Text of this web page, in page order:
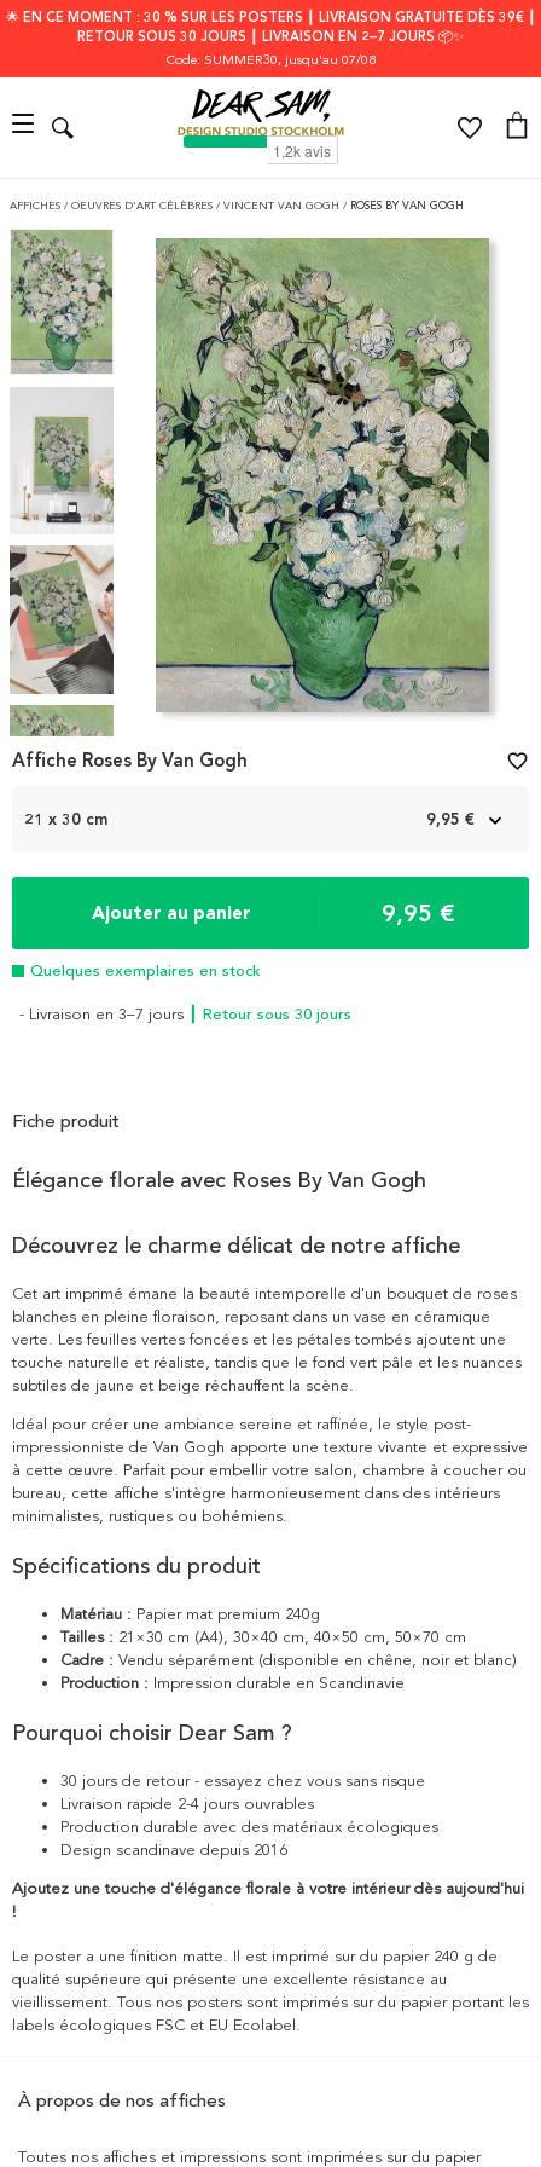
🌟 EN CE MOMENT : 30 % SUR LES POSTERS ┃ LIVRAISON GRATUITE DÈS 39€ ┃
RETOUR SOUS 30 JOURS ┃ LIVRAISON EN 2–7 JOURS 📦✨
Code: SUMMER30, jusqu'au 07/08
AFFICHES / OEUVRES D'ART CÉLÈBRES / VINCENT VAN GOGH / ROSES BY VAN GOGH
Item
1
21 x 30 cm 9,95 €
Ajouter au panier 9,95 €
Quelques exemplaires en stock
- Livraison en 3–7 jours ┃ Retour sous 30 jours
Affiche Roses By Van Gogh favorite_border
Fiche produit
Élégance florale avec Roses By Van Gogh
Découvrez le charme délicat de notre affiche
Cet art imprimé émane la beauté intemporelle d'un bouquet de roses
blanches en pleine floraison, reposant dans un vase en céramique
verte. Les feuilles vertes foncées et les pétales tombés ajoutent une
touche naturelle et réaliste, tandis que le fond vert pâle et les nuances
subtiles de jaune et beige réchauffent la scène.
Idéal pour créer une ambiance sereine et raffinée, le style post-
impressionniste de Van Gogh apporte une texture vivante et expressive
à cette œuvre. Parfait pour embellir votre salon, chambre à coucher ou
bureau, cette affiche s'intègre harmonieusement dans des intérieurs
minimalistes, rustiques ou bohémiens.
Spécifications du produit
Matériau : Papier mat premium 240g
Tailles : 21×30 cm (A4), 30×40 cm, 40×50 cm, 50×70 cm
Cadre : Vendu séparément (disponible en chêne, noir et blanc)
Production : Impression durable en Scandinavie
Pourquoi choisir Dear Sam ?
30 jours de retour - essayez chez vous sans risque
Livraison rapide 2-4 jours ouvrables
Production durable avec des matériaux écologiques
Design scandinave depuis 2016
Ajoutez une touche d'élégance florale à votre intérieur dès aujourd'hui
!
Le poster a une finition matte. Il est imprimé sur du papier 240 g de
qualité supérieure qui présente une excellente résistance au
vieillissement. Tous nos posters sont imprimés sur du papier portant les
labels écologiques FSC et EU Ecolabel.
À propos de nos affiches
Toutes nos affiches et impressions sont imprimées sur du papier